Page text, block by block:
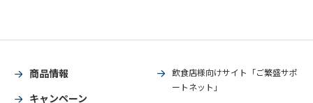
商品情報
キャンペーン
飲食店様向けサイト「ご繁盛サポ
ートネット」